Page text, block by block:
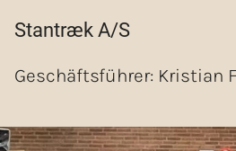
Stantræk A/S
Geschäft­­sführer: Kristian